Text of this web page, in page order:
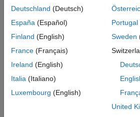
Problems
Problem Title Likes
Problem
60927. Pairs
with Given
Created by:Asif
Deutschland (Deutsch)
España (Español)
Finland (English)
France (Français)
Ireland (English)
Italia (Italiano)
Luxembourg (English)
Portugal
Sweden
United